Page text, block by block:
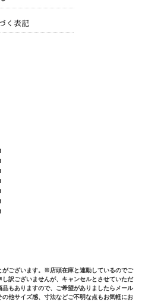
ございます。※店頭在庫と連動しているのでご
訳ございませんが、キャンセルとさせていただ
もありますので、ご希望がありましたらメール
他サイズ感、寸法などご不明な点もお気軽にお